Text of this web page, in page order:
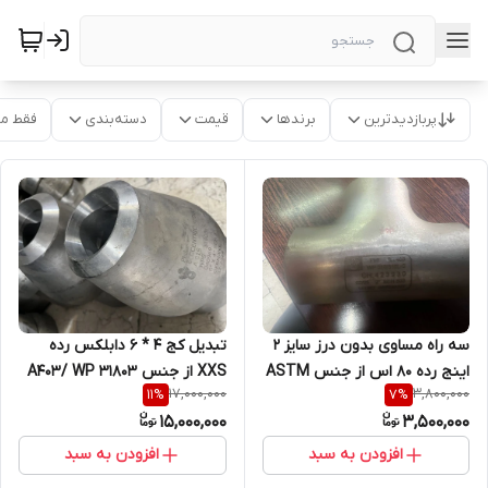
پربازدیدترین برندها قیمت دسته‌بندی فقط
سه راه مساوی بدون درز سایز 2
اینج رده 80 اس از جنس ASTM
SA/A403 WP 316/316LS
3,800,000
7%
3,500,000
افزودن به سبد
تبدیل کج 4 * 6 دابلکس رده
XXS از جنس A403/ WP 31803
17,000,000
11%
15,000,000
افزودن به سبد